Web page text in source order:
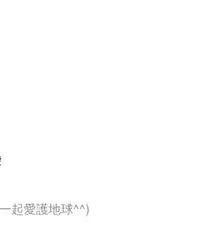
起愛護地球^^)